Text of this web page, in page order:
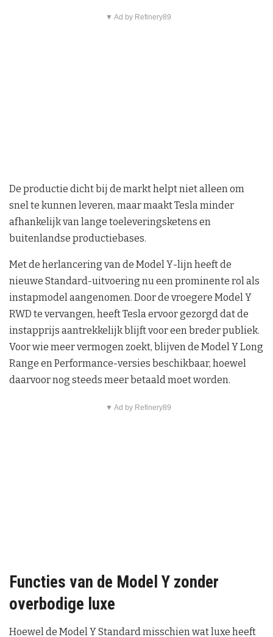
▼ Ad by Refinery89
De productie dicht bij de markt helpt niet alleen om
snel te kunnen leveren, maar maakt Tesla minder
afhankelijk van lange toeleveringsketens en
buitenlandse productiebases.
Met de herlancering van de Model Y-lijn heeft de
nieuwe Standard-uitvoering nu een prominente rol als
instapmodel aangenomen. Door de vroegere Model Y
RWD te vervangen, heeft Tesla ervoor gezorgd dat de
instapprijs aantrekkelijk blijft voor een breder publiek.
Voor wie meer vermogen zoekt, blijven de Model Y Long
Range en Performance-versies beschikbaar, hoewel
daarvoor nog steeds meer betaald moet worden.
▼ Ad by Refinery89
Functies van de Model Y zonder
overbodige luxe
Hoewel de Model Y Standard misschien wat luxe heeft